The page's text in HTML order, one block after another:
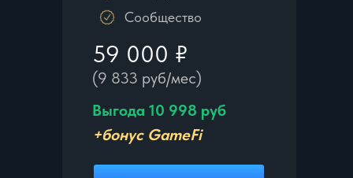
Сообщество
59 000 ₽
(9 833 руб/мес)
Выгода 10 998 руб
+бонус GameFi